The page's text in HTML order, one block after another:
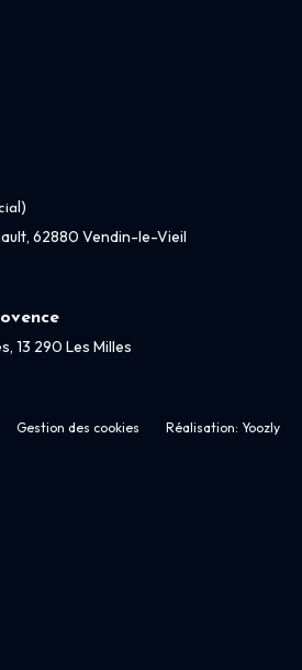
62880 Vendin-le-Vieil
13 290 Les Milles
Gestion des cookies Réalisation: Yoozly